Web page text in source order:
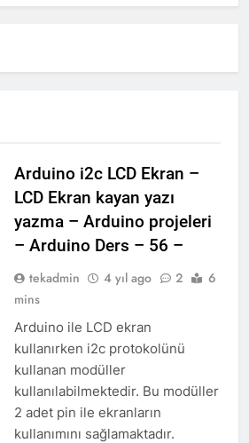
Arduino i2c LCD Ekran –
LCD Ekran kayan yazı
yazma – Arduino projeleri
– Arduino Ders – 56 –
tekadmin 4 yıl ago 2
6
mins
Arduino ile LCD ekran
kullanırken i2c protokolünü
kullanan modüller
kullanılabilmektedir. Bu modüller
2 adet pin ile ekranların
kullanımını sağlamaktadır.